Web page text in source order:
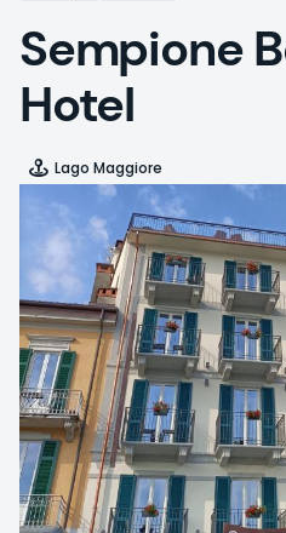
Sempione
Hotel
Lago Maggiore